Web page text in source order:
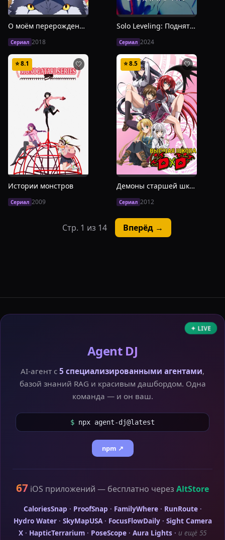
О моём перерождении в слизь
Сериал 2018
Solo Leveling: Поднятие уровня в одиночку
Сериал 2024
⭐8.1 🤍
Истории монстров
Сериал 2009
⭐8.5 🤍
Демоны старшей школы
Сериал 2012
Стр. 1 из 14 Вперёд →
✦ LIVE
Agent DJ
AI-агент с 5 специализированными агентами,
базой знаний RAG и красивым дашбордом. Одна
команда — и он ваш.
$ npx agent-dj@latest
npm ↗
67 iOS приложений — бесплатно через AltStore
CaloriesSnap · ProofSnap · FamilyWhere· RunRoute·
Hydro Water· SkyMapUSA· FocusFlowDaily· Sight Camera
X · HapticTerrarium · PoseScope · Aura Lights · и ещё 55